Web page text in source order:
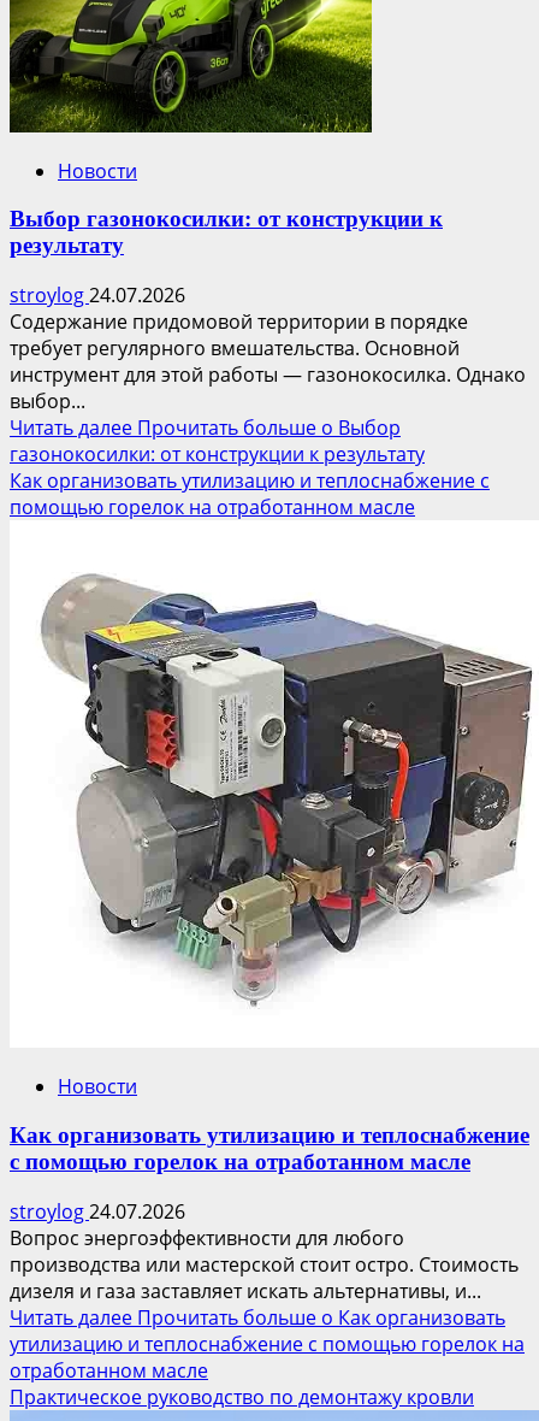
Новости
Выбор газонокосилки: от конструкции к
результату
stroylog24.07.2026
Содержание придомовой территории в порядке
требует регулярного вмешательства. Основной
инструмент для этой работы — газонокосилка. Однако
выбор...
Читать далее Прочитать больше о Выбор
газонокосилки: от конструкции к результату
Как организовать утилизацию и теплоснабжение с
помощью горелок на отработанном масле
Новости
Как организовать утилизацию и теплоснабжение
с помощью горелок на отработанном масле
stroylog24.07.2026
Вопрос энергоэффективности для любого
производства или мастерской стоит остро. Стоимость
дизеля и газа заставляет искать альтернативы, и...
Читать далее Прочитать больше о Как организовать
утилизацию и теплоснабжение с помощью горелок на
отработанном масле
Практическое руководство по демонтажу кровли